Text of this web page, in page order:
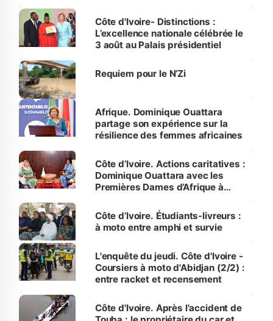
Bassam
Côte d'Ivoire- Distinctions :
L’excellence nationale célébrée le
3 août au Palais présidentiel
Requiem pour le N’Zi
Afrique. Dominique Ouattara
partage son expérience sur la
résilience des femmes africaines
Côte d’Ivoire. Actions caritatives :
Dominique Ouattara avec les
Premières Dames d’Afrique à
Côte d’Ivoire. Étudiants-livreurs :
à moto entre amphi et survie
L'enquête du jeudi. Côte d'Ivoire -
Coursiers à moto d'Abidjan (2/2) :
entre racket et recensement
Côte d'Ivoire. Après l'accident de